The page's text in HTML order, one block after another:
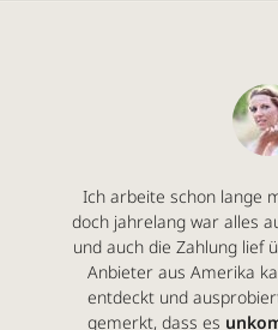
Irgendwann einmal bin
von Steffen Böttcher auf
geworden und wurde
Meine Kunden sind
Affinität zu digitalen
persönlichen App
Ich arbeite schon lange
doch jahrelang war alles
und auch die Zahlung lief
Anbieter aus Amerika
entdeckt und
gemerkt, dass es